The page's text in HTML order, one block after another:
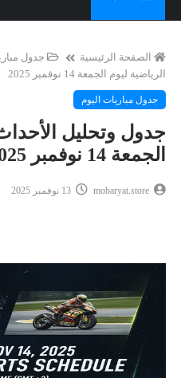
الصفحة الرئيسية جدول
الرياضية ليوم الجمعة 14 نوفمبر 2025
جدول مباريات اليوم
جدول وتحليل
الجمعة 14 نوفمبر 2025
mobaryat.store